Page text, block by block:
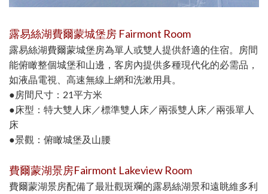
露易絲湖費爾蒙城堡房 Fairmont Room
露易絲湖費爾蒙城堡房為單人或雙人提供舒適的住宿。房間
能俯瞰整個城堡和山邊，客房內提供多種現代化的必需品，
如液晶電視、高速無線上網和洗漱用具。
●房間尺寸：21平方米
●床型：特大雙人床／標準雙人床／兩張雙人床／兩張單人
床
●景觀：俯瞰城堡及山腰
費爾蒙湖景房Fairmont Lakeview Room
費爾蒙湖景房配備了最壯觀斑斕的露易絲湖景和遠眺維多利